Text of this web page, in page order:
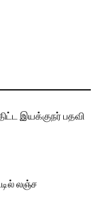
இயக்குநர் பதவி
லஞ்ச